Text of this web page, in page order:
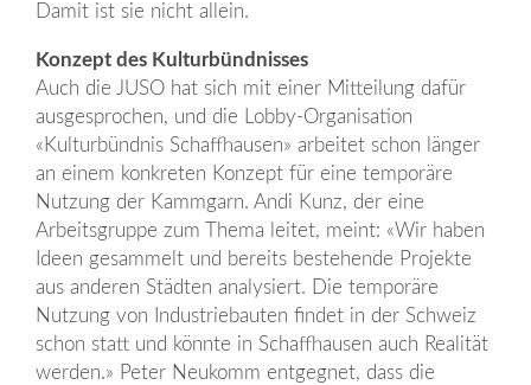
Damit ist sie nicht allein.
Konzept des Kulturbündnisses
Auch die JUSO hat sich mit einer Mitteilung dafür
ausgesprochen, und die Lobby-Organisation
«Kulturbündnis Schaffhausen» arbeitet schon länger
an einem konkreten Konzept für eine temporäre
Nutzung der Kammgarn. Andi Kunz, der eine
Arbeitsgruppe zum Thema leitet, meint: «Wir haben
Ideen gesammelt und bereits bestehende Projekte
aus anderen Städten analysiert. Die temporäre
Nutzung von Industriebauten findet in der Schweiz
schon statt und könnte in Schaffhausen auch Realität
werden.» Peter Neukomm entgegnet, dass die